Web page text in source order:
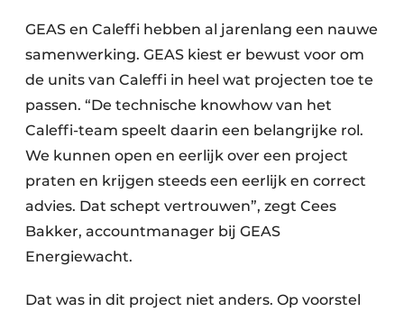
GEAS en Caleffi hebben al jarenlang een nauwe
samenwerking. GEAS kiest er bewust voor om
de units van Caleffi in heel wat projecten toe te
passen. “De technische knowhow van het
Caleffi-team speelt daarin een belangrijke rol.
We kunnen open en eerlijk over een project
praten en krijgen steeds een eerlijk en correct
advies. Dat schept vertrouwen”, zegt Cees
Bakker, accountmanager bij GEAS
Energiewacht.
Dat was in dit project niet anders. Op voorstel